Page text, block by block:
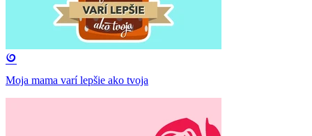
Moja mama varí lepšie ako tvoja